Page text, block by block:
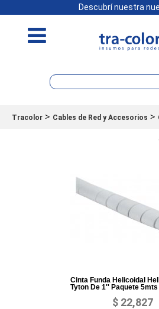
Descubrí nuestra
Tracolor > Cables de Red y Accesorios >
Cinta Funda Helicoidal
Tyton De 1'' Paquete 5mts
$ 22,827